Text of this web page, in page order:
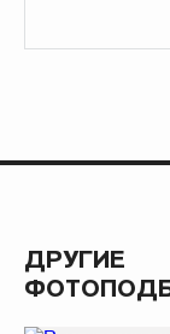
ДРУГИЕ